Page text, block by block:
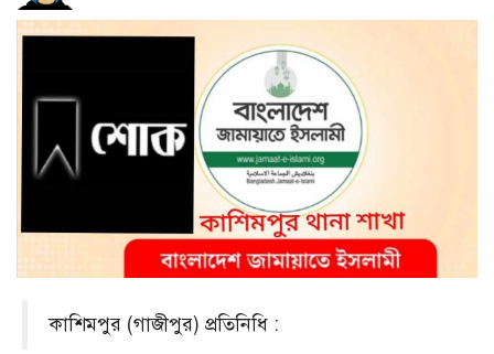
কাশিমপুর (গাজীপুর) প্রতিনিধি :